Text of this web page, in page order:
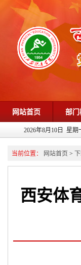
网站首页 部门
2026年8月10日 星
当前位置： 网站首页 >
西安体